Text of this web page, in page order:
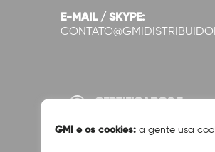
E-MAIL / SKYPE:
CERTIFICADOS E
GMI e os cookies: a gente usa